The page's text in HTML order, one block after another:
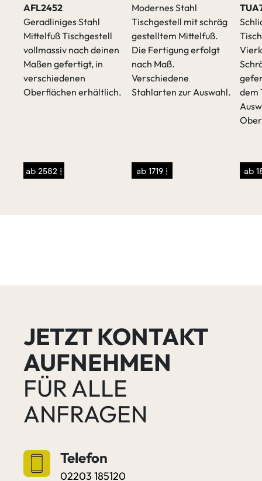
AFL2452
Geradliniges Stahl
Mittelfuß Tischgestell
vollmassiv nach deinen
Maßen gefertigt, in
verschiedenen
Oberflächen erhältlich.
ab 2582 €
Modernes Stahl
Tischgestell mit schräg
gestelltem Mittelfuß.
Die Fertigung erfolgt
nach Maß.
Verschiedene
Stahlarten zur Auswahl.
ab 1719 €
dem
ab
JETZT KONTAKT
AUFNEHMEN
FÜR ALLE
ANFRAGEN
Telefon
02203 185120